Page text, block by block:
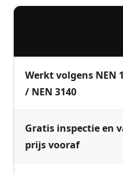
Werkt volgens NEN
/ NEN 3140
Gratis inspectie en
prijs vooraf